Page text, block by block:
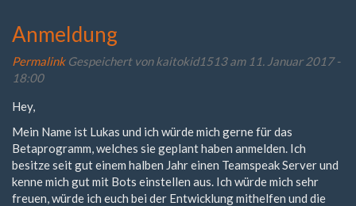
Anmeldung
Permalink Gespeichert vonkaitokid1513am 11. Januar 2017 -
18:00
Hey,
Mein Name ist Lukas und ich würde mich gerne für das
Betaprogramm, welches sie geplant haben anmelden. Ich
besitze seit gut einem halben Jahr einen Teamspeak Server und
kenne mich gut mit Bots einstellen aus. Ich würde mich sehr
freuen, würde ich euch bei der Entwicklung mithelfen und die